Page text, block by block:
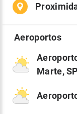
Marte, SP